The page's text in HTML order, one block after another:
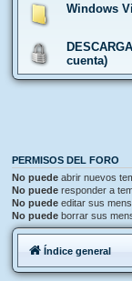
Windows
cuenta)
PERMISOS DEL FORO
No puede abrir nuevos
No puede responder a
No puede editar sus
No puede borrar sus
Índice general